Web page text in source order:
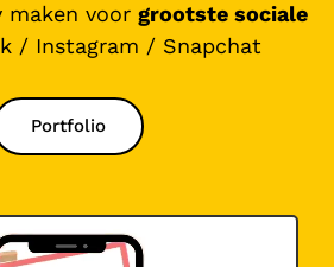
maken voor grootste sociale
/ Instagram / Snapchat
Portfolio